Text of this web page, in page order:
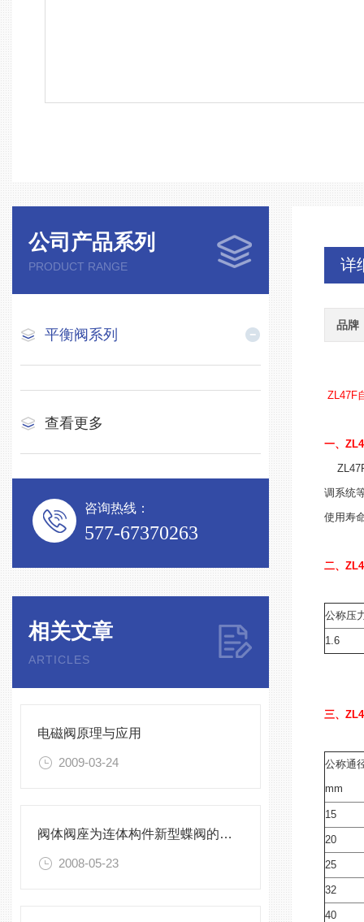
公司产品系列
PRODUCT RANGE
平衡阀系列
查看更多
咨询热线：
577-67370263
相关文章
ARTICLES
电磁阀原理与应用
2009-03-24
阀体阀座为连体构件新型蝶阀的优缺点
2008-05-23
详
品牌
ZL47F
一、
调系统
使用寿
二、
公称压
1.6
三、
公称通
mm
15
20
25
32
40